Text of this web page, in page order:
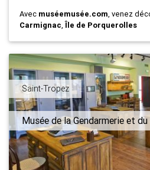
Avec muséemusée.com, venez
Carmignac,Île de Porquerolles
Saint-Tropez
Musée de la Gendarmerie et du